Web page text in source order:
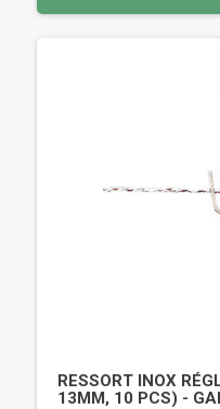
RESSORT INOX
13MM, 10 PCS) -